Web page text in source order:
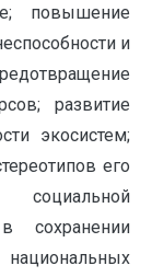
повышение
и
развитие
экосистем;
его
сохране­нии